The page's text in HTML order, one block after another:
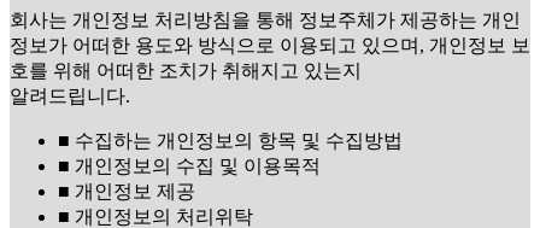
회사는 개인정보 처리방침을 통해 정보주체가 제공하는 개인
정보가 어떠한 용도와 방식으로 이용되고 있으며, 개인정보 보
호를 위해 어떠한 조치가 취해지고 있는지
알려드립니다.
■ 수집하는 개인정보의 항목 및 수집방법
■ 개인정보의 수집 및 이용목적
■ 개인정보 제공
■ 개인정보의 처리위탁